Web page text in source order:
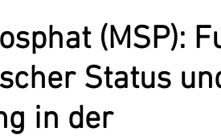
Globale Düngerpreise
(MSP):
Status
in der